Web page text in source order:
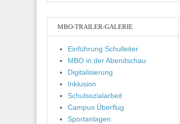
MBO-TRAILER-GALERIE
Einführung Schulleiter
MBO in der Abendschau
Digitalisierung
Inklusion
Schulsozialarbeit
Campus Überflug
Sportanlagen